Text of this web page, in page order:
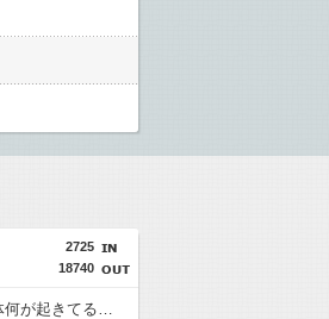
2725
18740
【悲報】イオン、大行列ができる…一体何が起きてるんだ？ｗｗｗｗ